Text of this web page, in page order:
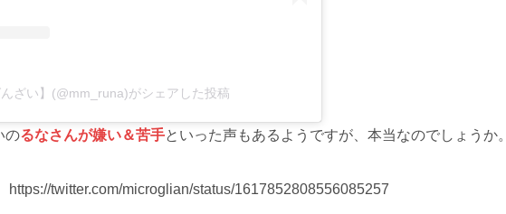
ざい】(@mm_runa)がシェアした投稿
のるなさんが嫌い＆苦手といった声もあるようですが、本当なのでしょうか。
https://twitter.com/microglian/status/1617852808556085257